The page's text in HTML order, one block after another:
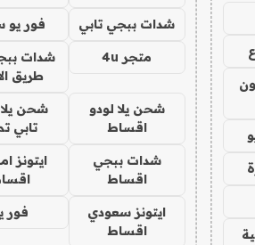
شدات ببجي تابي فور يو
متجر 4u
شدات
طريق
شحن يلا لودو
اقساط
شحن يلا
تابي
شدات ببجي
اقساط
ايتونز
ايتونز سعودي
اقساط
فور